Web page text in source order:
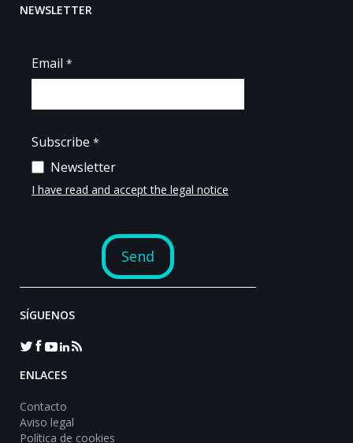
NEWSLETTER
SÍGUENOS
ENLACES
Contacto
Aviso legal
Política de cookies